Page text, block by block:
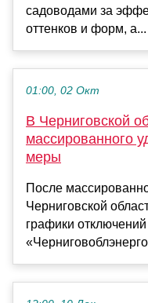
садоводами за
оттенков и форм, а...
01:00, 02 Окт
В Черниговской
массированного
меры
После
Черниговской
графики